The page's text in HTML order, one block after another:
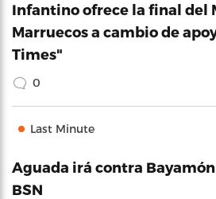
Infantino ofrece la final del
Marruecos a cambio de
Times"
0
Last Minute
Aguada irá contra
BSN